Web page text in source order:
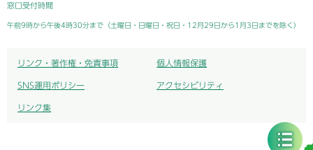
窓口受付時間
午前9時から午後4時30分まで（土曜日・日曜日・祝日・12月29日から1月3日までを除く）
リンク・著作権・免責事項 個人情報保護
SNS運用ポリシー アクセシビリティ
リンク集